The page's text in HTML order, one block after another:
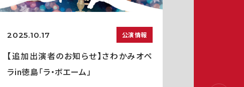
2025.10.17 公演情報
【追加出演者のお知らせ】さわかみオペ
ラin徳島「ラ・ボエーム」